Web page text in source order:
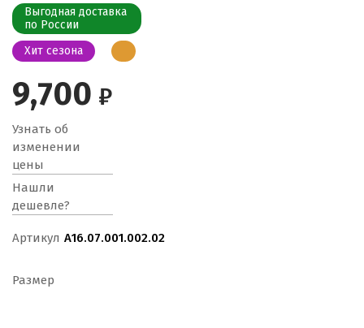
Выгодная доставка
по России
Хит сезона
9,700 ₽
Узнать об
изменении
цены
Нашли
дешевле?
Артикул А16.07.001.002.02
Размер